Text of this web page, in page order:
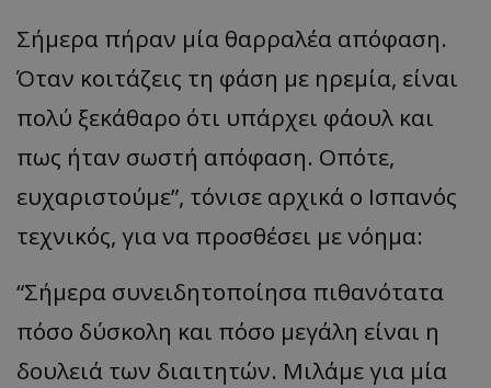
Σήμερα πήραν μία θαρραλέα απόφαση.
Όταν κοιτάζεις τη φάση με ηρεμία, είναι
πολύ ξεκάθαρο ότι υπάρχει φάουλ και
πως ήταν σωστή απόφαση. Οπότε,
ευχαριστούμε”, τόνισε αρχικά ο Ισπανός
τεχνικός, για να προσθέσει με νόημα:
“Σήμερα συνειδητοποίησα πιθανότατα
πόσο δύσκολη και πόσο μεγάλη είναι η
δουλειά των διαιτητών. Μιλάμε για μία